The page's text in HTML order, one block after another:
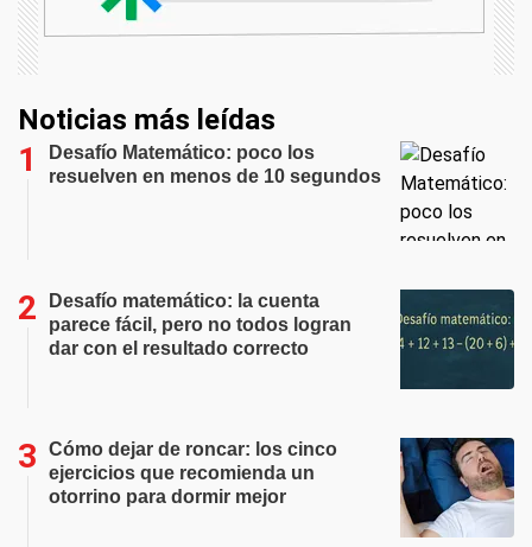
Noticias más leídas
Desafío Matemático: poco los
resuelven en menos de 10 segundos
Desafío matemático: la cuenta
parece fácil, pero no todos logran
dar con el resultado correcto
Cómo dejar de roncar: los cinco
ejercicios que recomienda un
otorrino para dormir mejor